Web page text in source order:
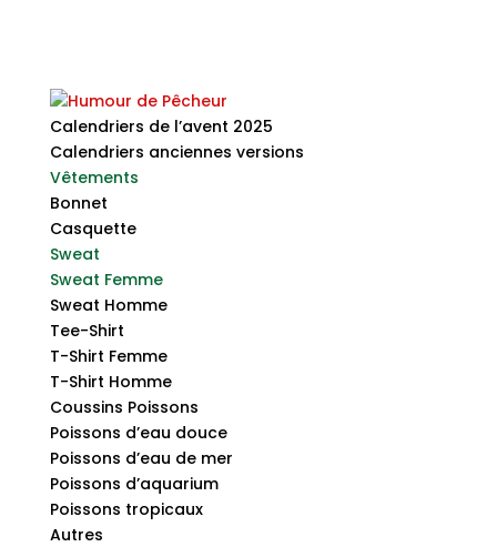
Calendriers de l’avent 2025
Calendriers anciennes versions
Vêtements
Bonnet
Casquette
Sweat
Sweat Femme
Sweat Homme
Tee-Shirt
T-Shirt Femme
T-Shirt Homme
Coussins Poissons
Poissons d’eau douce
Poissons d’eau de mer
Poissons d’aquarium
Poissons tropicaux
Autres